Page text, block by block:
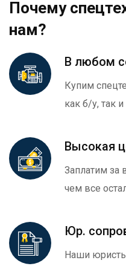
Почему
нам?
В любом
Купим
как б/у, так и
Высокая
Заплатим за
чем все
Юр.
Наши